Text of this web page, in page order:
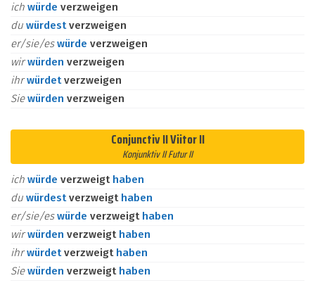
ich würde verzweigen
du würdestverzweigen
er/sie/eswürde verzweigen
wirwürden verzweigen
ihrwürdetverzweigen
Siewürden verzweigen
Conjunctiv II Viitor II
Konjunktiv II Futur II
ich würde verzweigt haben
du würdestverzweigt haben
er/sie/eswürde verzweigt haben
wirwürden verzweigt haben
ihrwürdetverzweigt haben
Siewürden verzweigt haben